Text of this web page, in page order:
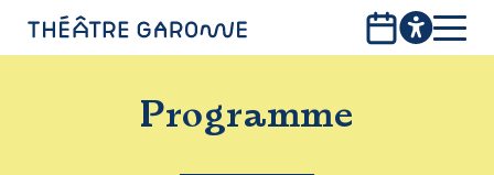
PROGRAMME
INFOS PRATIQUES
Programme